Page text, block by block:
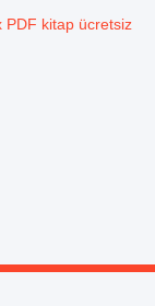
kitap ücretsiz